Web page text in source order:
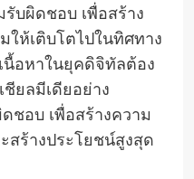
บผิดชอบ เพื่อสร้าง
ให้เติบโตไปในทิศทาง
อหาในยุคดิจิทัลต้อง
ยลมีเดียอย่าง
ชอบ เพื่อสร้างความ
สร้างประโยชน์สูงสุด